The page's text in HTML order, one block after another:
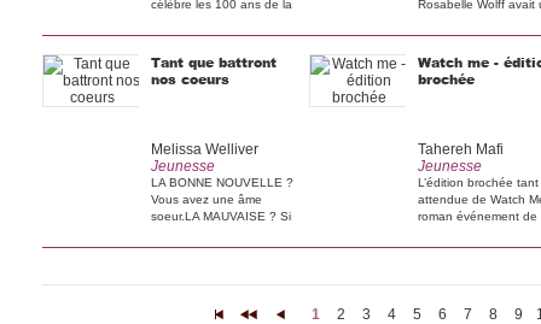
célèbre les 100 ans de la
Rosabelle Wolff avait
Tant que battront
nos coeurs
Melissa Welliver
Jeunesse
LA BONNE NOUVELLE ?
Vous avez une âme
soeur.LA MAUVAISE ? Si
Watch me -
brochée
Tahereh Mafi
Jeunesse
L’édition brochée tant
attendue de Watch
roman événement de
1 2 3 4 5 6 7 8 9